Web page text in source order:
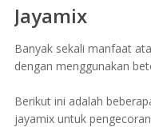
Jayamix
Banyak sekali manfaat
dengan menggunakan
Berikut ini adalah
jayamix untuk